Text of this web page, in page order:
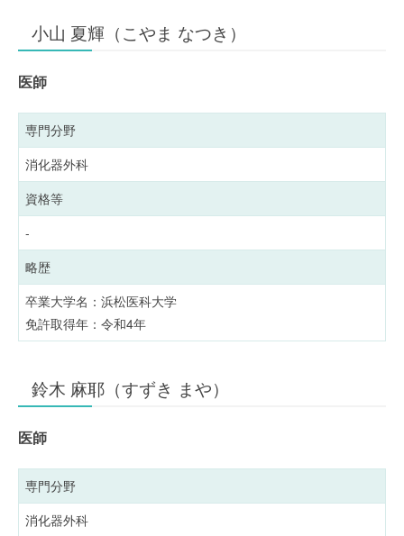
小山 夏輝（こやま なつき）
医師
専門分野
消化器外科
資格等
-
略歴
卒業大学名：浜松医科大学
免許取得年：令和4年
鈴木 麻耶（すずき まや）
医師
専門分野
消化器外科